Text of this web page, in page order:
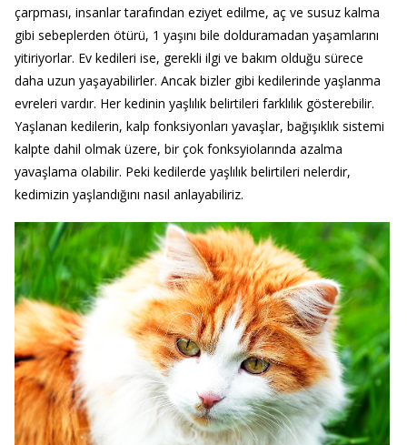
çarpması, insanlar tarafından eziyet edilme, aç ve susuz kalma
gibi sebeplerden ötürü, 1 yaşını bile dolduramadan yaşamlarını
yitiriyorlar. Ev kedileri ise, gerekli ilgi ve bakım olduğu sürece
daha uzun yaşayabilirler. Ancak bizler gibi kedilerinde yaşlanma
evreleri vardır. Her kedinin yaşlılık belirtileri farklılık gösterebilir.
Yaşlanan kedilerin, kalp fonksiyonları yavaşlar, bağışıklık sistemi
kalpte dahil olmak üzere, bir çok fonksyiolarında azalma
yavaşlama olabilir. Peki kedilerde yaşlılık belirtileri nelerdir,
kedimizin yaşlandığını nasıl anlayabiliriz.